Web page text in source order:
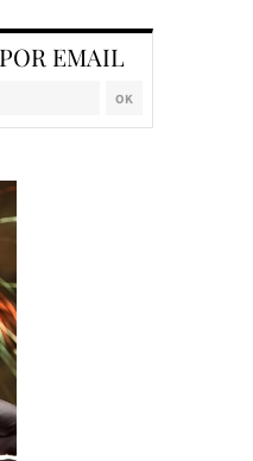
EMAIL